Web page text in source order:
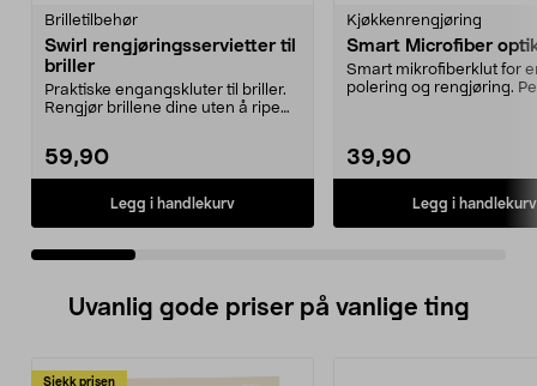
Brilletilbehør
Swirl rengjøringsservietter til
briller
Praktiske engangskluter til briller.
Rengjør brillene dine uten å ripe
59,90
Legg i handlekurv
Kjøkkenrengjøring
Smart Microfiber
Smart mikrofiberklut for
polering og rengjøring.
39,90
Legg i handlekurv
Uvanlig gode priser på vanlige ting
Sjekk prisen